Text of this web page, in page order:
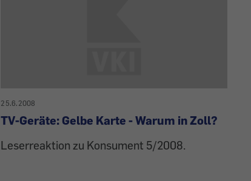
25.6.2008
TV-Geräte: Gelbe Karte - Warum in Zoll?
Leserreaktion zu Konsument 5/2008.